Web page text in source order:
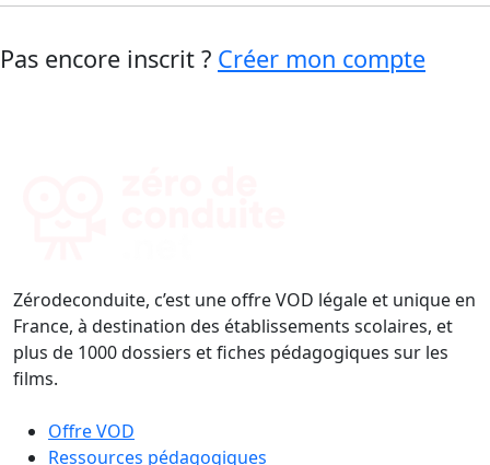
Pas encore inscrit ? Créer mon compte
Zérodeconduite, c’est une offre VOD légale et unique en
France, à destination des établissements scolaires, et
plus de 1000 dossiers et fiches pédagogiques sur les
films.
Offre VOD
Ressources pédagogiques